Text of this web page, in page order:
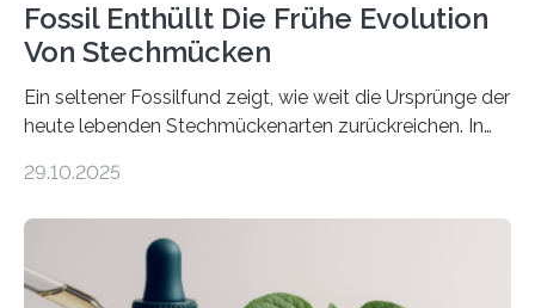
Fossil Enthüllt Die Frühe Evolution
Von Stechmücken
Ein seltener Fossilfund zeigt, wie weit die Ursprünge der
heute lebenden Stechmückenarten zurückreichen. In
Forschende die bisher älteste bekannte Stechmücken-
Region Kachin in Myanmar und hat sich in
ausgezeichnetem Zustand erhalten. Es konnte als neue
Art einer neuen Gattung beschrieben werden und trägt
29.10.2025